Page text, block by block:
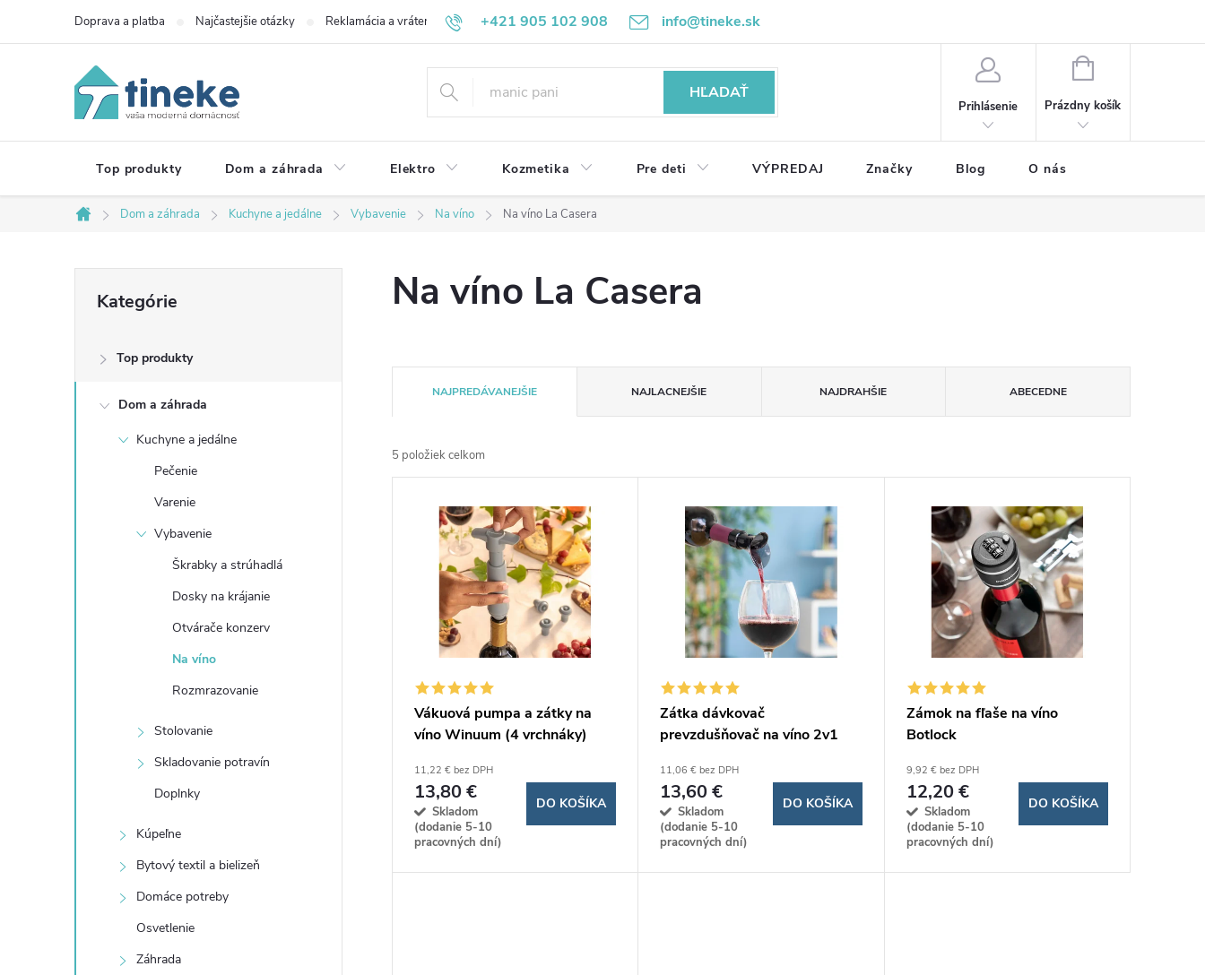
+421 905 102 908 info@tineke.sk
Doprava a platba Najčastejšie otázky Reklamácia a vrátenie Obchodné podmienky Ochrana osobných údajov
HĽADAŤ
Prihlásenie
NÁKUPNÝ
Prázdny košík
Top produkty Dom a záhrada Elektro Kozmetika Pre deti VÝPREDAJ Značky Blog O nás
Domov
Dom a záhrada Kuchyne a jedálne Vybavenie Na víno Na víno La Casera
č
kategórie
Kategórie
Top produkty
Dom a záhrada
Kuchyne a jedálne
Pečenie
Varenie
Vybavenie
Škrabky a strúhadlá
Dosky na krájanie
Otvárače konzerv
Na víno
Rozmrazovanie
Stolovanie
Skladovanie potravín
Doplnky
Kúpeľne
Bytový textil a bielizeň
Domáce potreby
Osvetlenie
Záhrada
Na víno La Casera
a
d
u
NAJPREDÁVANEJŠIE NAJLACNEJŠIE NAJDRAHŠIE ABECEDNE
5 položiek celkom
Vákuová pumpa a zátky na
víno Winuum (4 vrchnáky)
11,22 € bez DPH
13,80 €
Skladom
(dodanie 5-10
pracovných dní)
DO KOŠÍKA
Zátka dávkovač
prevzdušňovač na víno 2v1
11,06 € bez DPH
13,60 €
Skladom
(dodanie 5-10
pracovných dní)
DO KOŠÍKA
Zámok na fľaše na víno
Botlock
9,92 € bez DPH
12,20 €
Skladom
(dodanie 5-10
pracovných dní)
DO KOŠÍKA